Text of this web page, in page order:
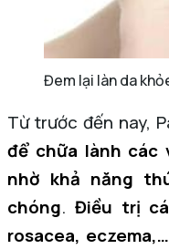
Đem lại làn da
Từ trước đến nay,
để chữa lành
nhờ khả năng
chóng. Điều trị
rosacea,